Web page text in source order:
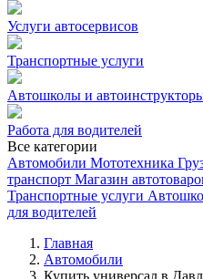
Услуги автосервисов
Транспортные услуги
Автошколы и
Работа для водителей
Все категории
Автомобили Мототехника
транспорт Магазин
Транспортные услуги
для водителей
Главная
Автомобили
Купить универсал в